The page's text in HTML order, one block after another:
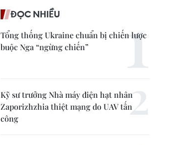
ĐỌC NHIỀU
Tổng thống Ukraine chuẩn bị chiến lược
buộc Nga “ngừng chiến”
Kỹ sư trưởng Nhà máy điện hạt nhân
Zaporizhzhia thiệt mạng do UAV tấn
công